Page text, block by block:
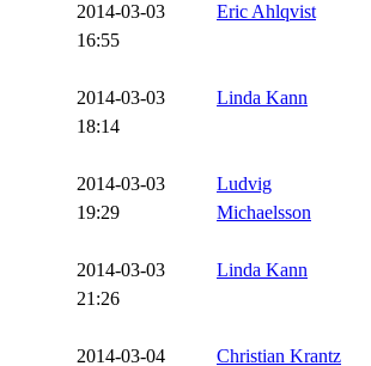
2014-03-03
16:55
Eric Ahlqvist
2014-03-03
18:14
Linda Kann
2014-03-03
19:29
Ludvig
Michaelsson
2014-03-03
21:26
Linda Kann
2014-03-04
Christian Krantz